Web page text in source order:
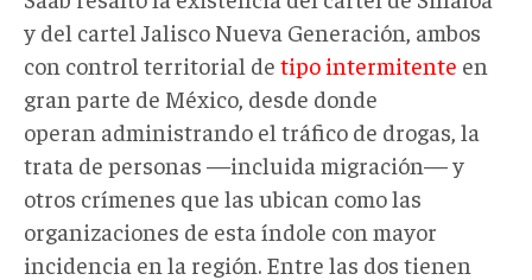
y del cartel Jalisco Nueva Generación, ambos
con control territorial de tipo intermitente en
gran parte de México, desde donde
operan administrando el tráfico de drogas, la
trata de personas —incluida migración— y
otros crímenes que las ubican como las
organizaciones de esta índole con mayor
incidencia en la región. Entre las dos tienen